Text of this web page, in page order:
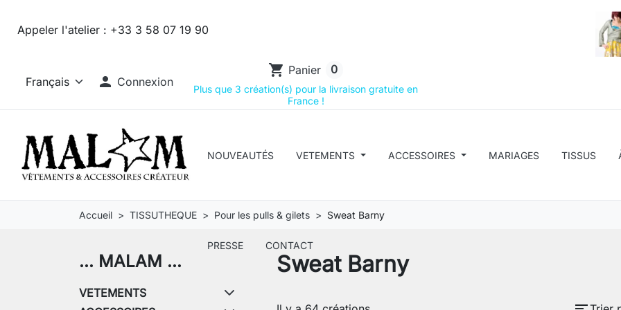
Appeler l'atelier : +33 3 58 07 19 90
 Connexion
shopping_cart Panier 0
Plus que 3 création(s) pour la livraison gratuite en
France !
NOUVEAUTÉS VETEMENTS ACCESSOIRES MARIAGES TISSUS
PRESSE CONTACT
Accueil TISSUTHEQUE Pour les pulls & gilets Sweat Barny
... MALAM ...
VETEMENTS
Sweat Barny